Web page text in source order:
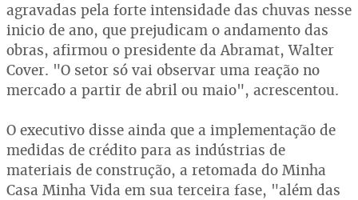
agravadas pela forte intensidade das chuvas nesse
inicio de ano, que prejudicam o andamento das
obras, afirmou o presidente da Abramat, Walter
Cover. "O setor só vai observar uma reação no
mercado a partir de abril ou maio", acrescentou.
O executivo disse ainda que a implementação de
medidas de crédito para as indústrias de
materiais de construção, a retomada do Minha
Casa Minha Vida em sua terceira fase, "além das